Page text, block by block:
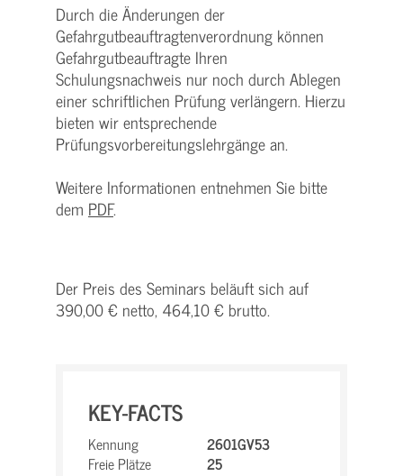
Durch die Änderungen der
Gefahrgutbeauftragtenverordnung können
Gefahrgutbeauftragte Ihren
Schulungsnachweis nur noch durch Ablegen
einer schriftlichen Prüfung verlängern. Hierzu
bieten wir entsprechende
Prüfungsvorbereitungslehrgänge an.
Weitere Informationen entnehmen Sie bitte
dem PDF.
Der Preis des Seminars beläuft sich auf
390,00 € netto, 464,10 € brutto.
KEY-FACTS
Kennung
2601GV53
Freie Plätze
25